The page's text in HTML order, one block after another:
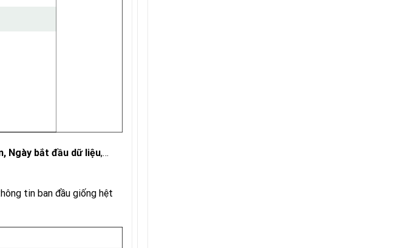
Ngày bắt đầu dữ liệu,…
tin ban đầu giống hệt